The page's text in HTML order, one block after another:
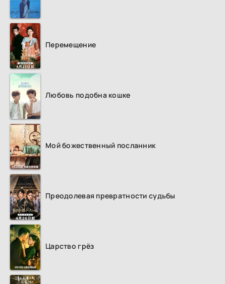
Перемещение
Любовь подобна кошке
Мой божественный посланник
Преодолевая превратности судьбы
Царство грёз